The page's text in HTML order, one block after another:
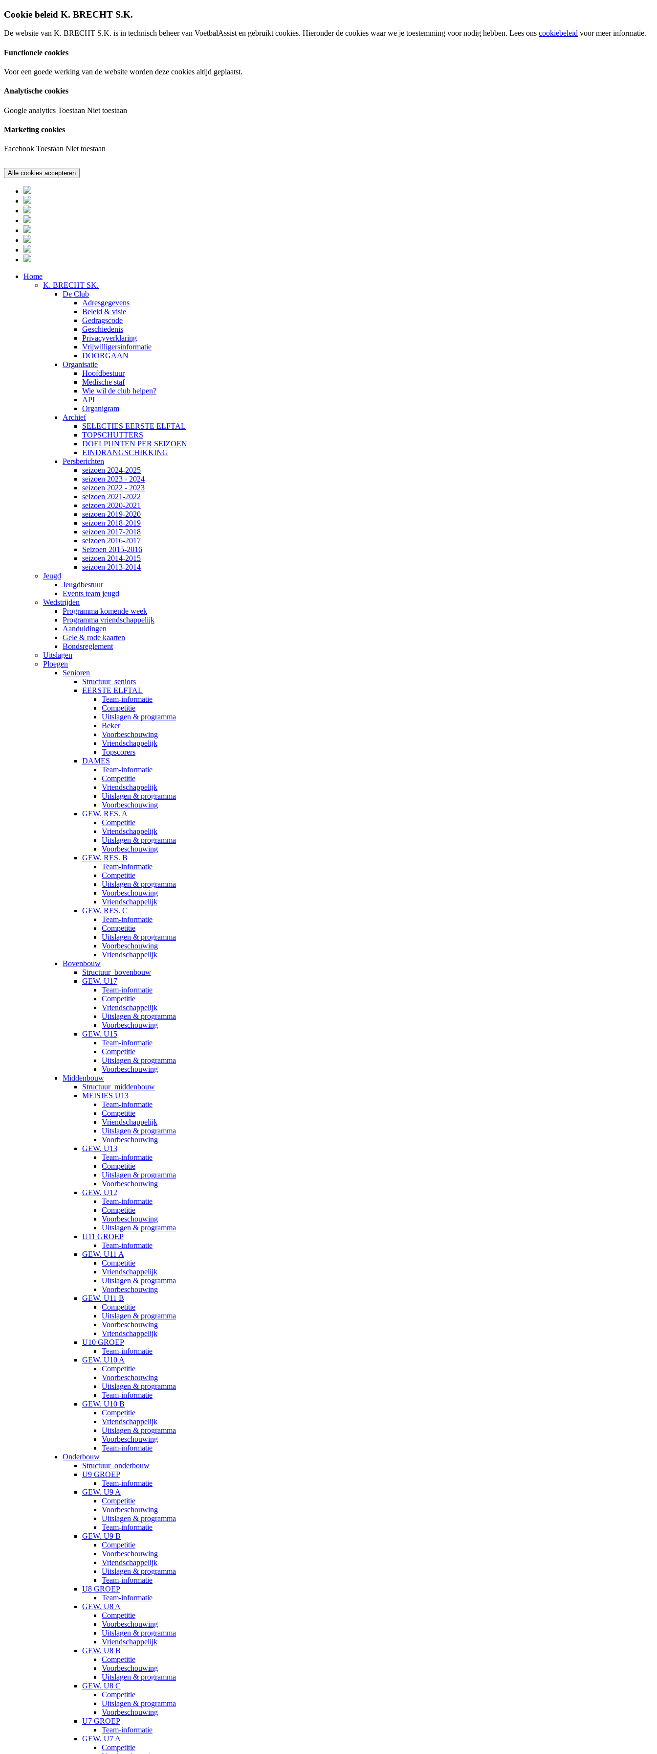
Cookie beleid K. BRECHT S.K.
De website van K. BRECHT S.K. is in technisch beheer van VoetbalAssist en gebruikt cookies. Hieronder de cookies waar we je toestemming voor nodig hebben. Lees ons cookiebeleid voor meer informatie.
Functionele cookies
Voor een goede werking van de website worden deze cookies altijd geplaatst.
Analytische cookies
Google analytics Toestaan Niet toestaan
Marketing cookies
Facebook Toestaan Niet toestaan
Home
K. BRECHT SK.
De Club
Adresgegevens
Beleid & visie
Gedragscode
Geschiedenis
Privacyverklaring
Vrijwilligersinformatie
DOORGAAN
Organisatie
Hoofdbestuur
Medische staf
Wie wil de club helpen?
API
Organigram
Archief
SELECTIES EERSTE ELFTAL
TOPSCHUTTERS
DOELPUNTEN PER SEIZOEN
EINDRANGSCHIKKING
Persberichten
seizoen 2024-2025
seizoen 2023 - 2024
seizoen 2022 - 2023
seizoen 2021-2022
seizoen 2020-2021
seizoen 2019-2020
seizoen 2018-2019
seizoen 2017-2018
seizoen 2016-2017
Seizoen 2015-2016
seizoen 2014-2015
seizoen 2013-2014
Jeugd
Jeugdbestuur
Events team jeugd
Wedstrijden
Programma komende week
Programma vriendschappelijk
Aanduidingen
Gele & rode kaarten
Bondsreglement
Uitslagen
Ploegen
Senioren
Structuur_seniors
EERSTE ELFTAL
Team-informatie
Competitie
Uitslagen & programma
Beker
Voorbeschouwing
Vriendschappelijk
Topscorers
DAMES
Team-informatie
Competitie
Vriendschappelijk
Uitslagen & programma
Voorbeschouwing
GEW. RES. A
Competitie
Vriendschappelijk
Uitslagen & programma
Voorbeschouwing
GEW. RES. B
Team-informatie
Competitie
Uitslagen & programma
Voorbeschouwing
Vriendschappelijk
GEW. RES. C
Team-informatie
Competitie
Uitslagen & programma
Voorbeschouwing
Vriendschappelijk
Bovenbouw
Structuur_bovenbouw
GEW. U17
Team-informatie
Competitie
Vriendschappelijk
Uitslagen & programma
Voorbeschouwing
GEW. U15
Team-informatie
Competitie
Uitslagen & programma
Voorbeschouwing
Middenbouw
Structuur_middenbouw
MEISJES U13
Team-informatie
Competitie
Vriendschappelijk
Uitslagen & programma
Voorbeschouwing
GEW. U13
Team-informatie
Competitie
Uitslagen & programma
Voorbeschouwing
GEW. U12
Team-informatie
Competitie
Voorbeschouwing
Uitslagen & programma
U11 GROEP
Team-informatie
GEW. U11 A
Competitie
Vriendschappelijk
Uitslagen & programma
Voorbeschouwing
GEW. U11 B
Competitie
Uitslagen & programma
Voorbeschouwing
Vriendschappelijk
U10 GROEP
Team-informatie
GEW. U10 A
Competitie
Voorbeschouwing
Uitslagen & programma
Team-informatie
GEW. U10 B
Competitie
Vriendschappelijk
Uitslagen & programma
Voorbeschouwing
Team-informatie
Onderbouw
Structuur_onderbouw
U9 GROEP
Team-informatie
GEW. U9 A
Competitie
Voorbeschouwing
Uitslagen & programma
Team-informatie
GEW. U9 B
Competitie
Voorbeschouwing
Vriendschappelijk
Uitslagen & programma
Team-informatie
U8 GROEP
Team-informatie
GEW. U8 A
Competitie
Voorbeschouwing
Uitslagen & programma
Vriendschappelijk
GEW. U8 B
Competitie
Voorbeschouwing
Uitslagen & programma
GEW. U8 C
Competitie
Uitslagen & programma
Voorbeschouwing
U7 GROEP
Team-informatie
GEW. U7 A
Competitie